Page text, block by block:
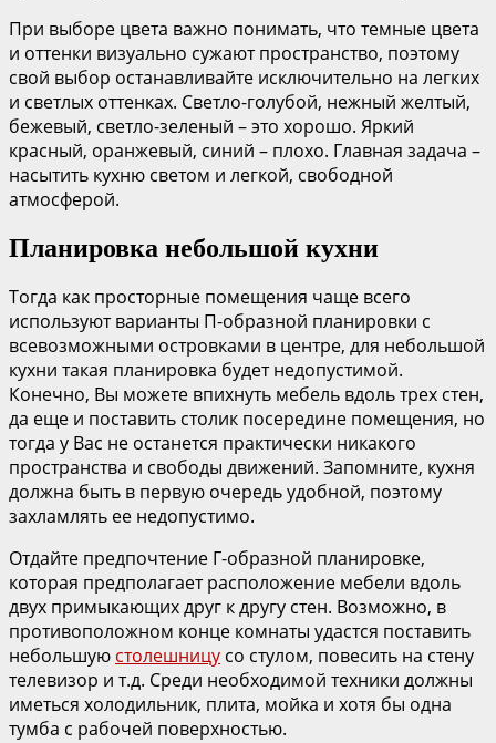
При выборе цвета важно понимать, что темные цвета
и оттенки визуально сужают пространство, поэтому
свой выбор останавливайте исключительно на легких
и светлых оттенках. Светло-голубой, нежный желтый,
бежевый, светло-зеленый – это хорошо. Яркий
красный, оранжевый, синий – плохо. Главная задача –
насытить кухню светом и легкой, свободной
атмосферой.
Планировка небольшой кухни
Тогда как просторные помещения чаще всего
используют варианты П-образной планировки с
всевозможными островками в центре, для небольшой
кухни такая планировка будет недопустимой.
Конечно, Вы можете впихнуть мебель вдоль трех стен,
да еще и поставить столик посередине помещения, но
тогда у Вас не останется практически никакого
пространства и свободы движений. Запомните, кухня
должна быть в первую очередь удобной, поэтому
захламлять ее недопустимо.
Отдайте предпочтение Г-образной планировке,
которая предполагает расположение мебели вдоль
двух примыкающих друг к другу стен. Возможно, в
противоположном конце комнаты удастся поставить
небольшую столешницу со стулом, повесить на стену
телевизор и т.д. Среди необходимой техники должны
иметься холодильник, плита, мойка и хотя бы одна
тумба с рабочей поверхностью.